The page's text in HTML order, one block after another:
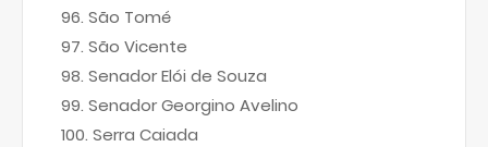
São Tomé
São Vicente
Senador Elói de Souza
Senador Georgino Avelino
Serra Caiada